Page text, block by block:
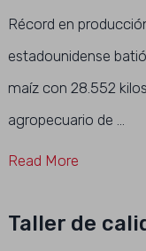
Récord en
estadounidense
maíz con 28.552
agropecuario de …
Read More
Taller de